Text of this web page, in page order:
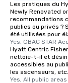
Les pratiques du
Newly Renovated
recommandations
publics ou privés ?
été utilisées pour
Yes, GBAC STAR
Hyatt Centric
nettoie-t-il et
accessibles au
les ascenseurs,
Yes, All public